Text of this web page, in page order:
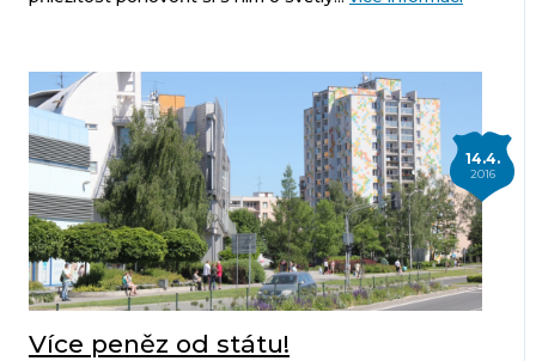
14.4.
2016
Více peněz od státu!